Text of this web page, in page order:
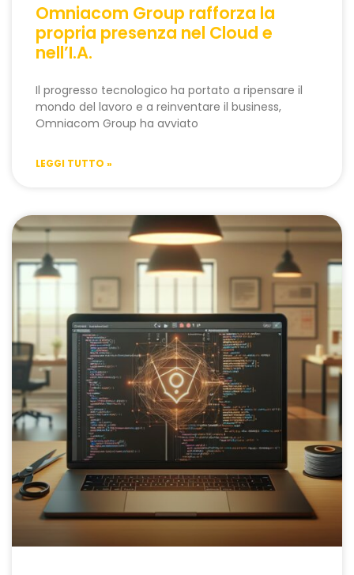
Omniacom Group rafforza la
propria presenza nel Cloud e
nell’I.A.
Il progresso tecnologico ha portato a ripensare il
mondo del lavoro e a reinventare il business,
Omniacom Group ha avviato
LEGGI TUTTO »